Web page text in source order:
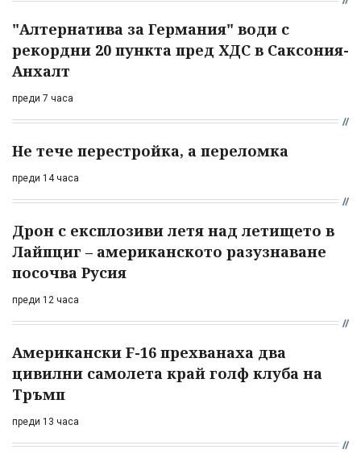
"Алтернатива за Германия" води с
рекордни 20 пункта пред ХДС в Саксония-
Анхалт
преди 7 часа
Не тече перестройка, а переломка
преди 14 часа
Дрон с експлозиви летя над летището в
Лайпциг – американското разузнаване
посочва Русия
преди 12 часа
Американски F-16 прехванаха два
цивилни самолета край голф клуба на
Тръмп
преди 13 часа